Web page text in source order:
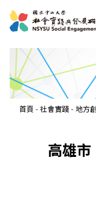
首頁 - 社會實踐 - 地方
高雄市